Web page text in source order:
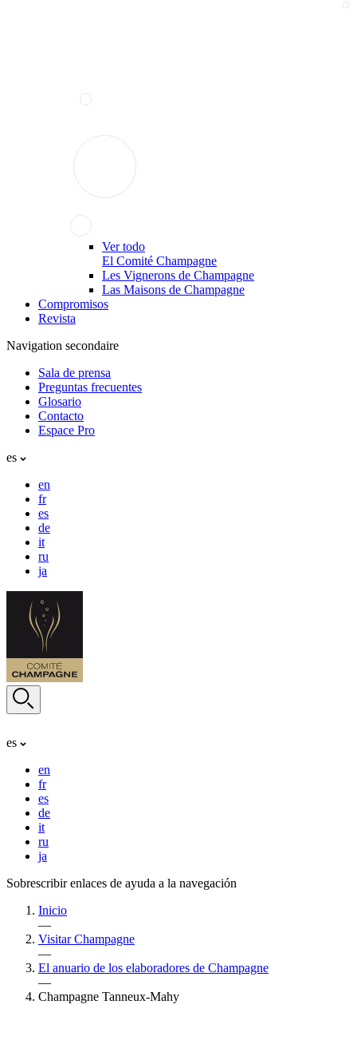
Ver todo
El Comité Champagne
Les Vignerons de Champagne
Las Maisons de Champagne
Compromisos
Revista
Navigation secondaire
Sala de prensa
Preguntas frecuentes
Glosario
Contacto
Espace Pro
es
en
fr
es
de
it
ru
ja
es
en
fr
es
de
it
ru
ja
Sobrescribir enlaces de ayuda a la navegación
Inicio
—
Visitar Champagne
—
El anuario de los elaboradores de Champagne
—
Champagne Tanneux-Mahy